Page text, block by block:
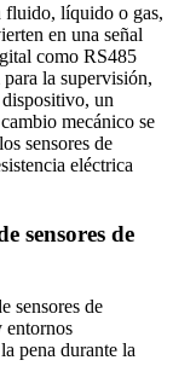
fluido, líquido o gas,
en una señal
como RS485
la supervisión,
un
mecánico se
sensores de
eléctrica
sensores de
sensores de
entornos
pena durante la